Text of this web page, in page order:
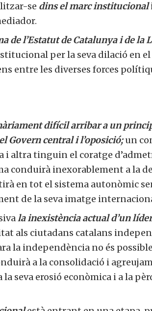
se dins el marc institucional
de l’Estatut de Catalunya i de la
per la seva dilació en
entre les diverses forces
difícil arribar a un
Govern central i l’oposició; un
i altra tinguin el coratge
conduirà inexorablement a la
en tot el sistema autonòmic
de la seva imatge
la inexistència actual d’un
als ciutadans catalans
la independència no és
a la consolidació i
seva erosió econòmica i a la